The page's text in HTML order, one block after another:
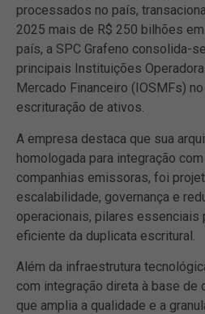
processados no país,
2025 mais de R$ 250 bilhões
país, a SPC Grafeno consolida-
principais Instituições
Mercado Financeiro (IOSMFs)
escrituração de ativos.
A empresa destaca que sua
homologada para integração
companhias emissoras, foi
escalabilidade, governança e
operacionais, pilares essenciais
eficiente da duplicata escritural.
Além da infraestrutura
com integração direta à base de
que amplia a qualidade e a